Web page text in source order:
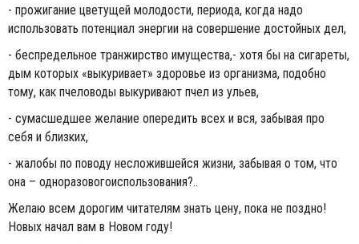
- прожигание цветущей молодости, периода, когда надо
использовать потенциал энергии на совершение достойных дел,
- беспредельное транжирство имущества,- хотя бы на сигареты,
дым которых «выкуривает» здоровье из организма, подобно
тому, как пчеловоды выкуривают пчел из ульев,
- сумасшедшее желание опередить всех и вся, забывая про
себя и близких,
- жалобы по поводу несложившейся жизни, забывая о том, что
она – одноразовогоиспользования?..
Желаю всем дорогим читателям знать цену, пока не поздно!
Новых начал вам в Новом году!